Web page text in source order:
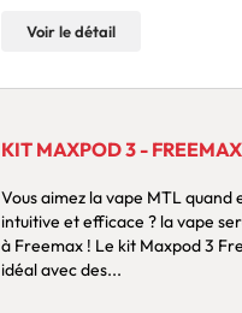
Voir le détail
KIT MAXPOD 3 - FREEMAX
Vous aimez la vape MTL quand
intuitive et efficace ? la vape
à Freemax ! Le kit Maxpod 3 Freemax sera
idéal avec des...